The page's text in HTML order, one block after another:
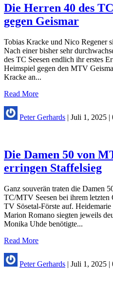
Die Herren 40 des
gegen Geismar
Tobias Kracke und Nico Regener
Nach einer bisher sehr
des TC Seesen endlich ihr erstes
Heimspiel gegen den MTV
Kracke an...
Read More
Peter Gerhards | Juli 1, 2025 |
Die Damen 50 von
erringen Staffelsieg
Ganz souverän traten die Damen
TC/MTV Seesen bei ihrem letzten
TV Sösetal-Förste auf.
Marion Romano siegten jeweils
Monika Uhde benötigte...
Read More
Peter Gerhards | Juli 1, 2025 |